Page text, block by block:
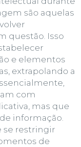
são aquelas
questão. Isso
e elementos
extrapolando a
com
mas que
informação.
se restringir
de